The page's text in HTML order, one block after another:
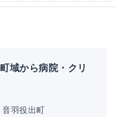
域から病院・クリ
音羽役出町